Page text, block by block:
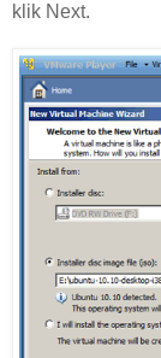
klik Next.